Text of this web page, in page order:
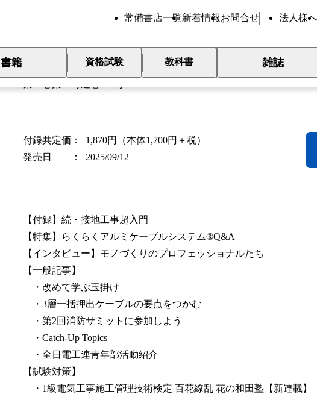
常備書店一覧新着情報お問合せ 法人様へ
書籍 資格試験 教科書 雑誌
電気と工事 2025年10月号
付録共定価
1,870円（本体1,700円＋税）
発売日
2025/09/12
【付録】続・接地工事超入門
【特集】らくらくアルミケーブルシステム®Q&A
【インタビュー】モノづくりのプロフェッショナルたち
【一般記事】
・改めて学ぶ玉掛け
・3層一括押出ケーブルの要点をつかむ
・第2回消防サミットに参加しよう
・Catch-Up Topics
・全日電工連青年部活動紹介
【試験対策】
・1級電気工事施工管理技術検定 百花繚乱 花の和田塾【新連載】